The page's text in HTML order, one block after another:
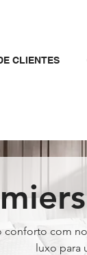
CLIENTES
com
luxo para